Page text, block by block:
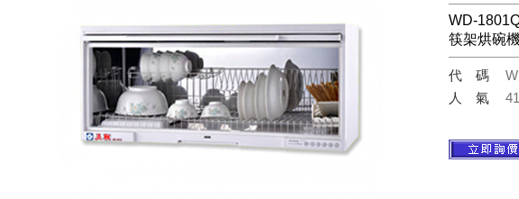
WD-
筷架烘碗
代碼
人氣